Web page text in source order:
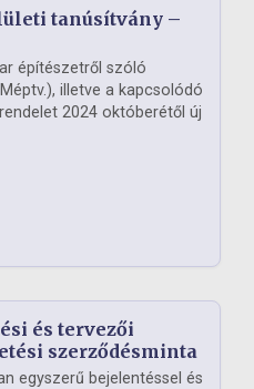
tanúsítvány –
építészetről szóló
illetve a kapcsolódó
2024 októberétől új
és tervezői
szerződésminta
egyszerű bejelentéssel és